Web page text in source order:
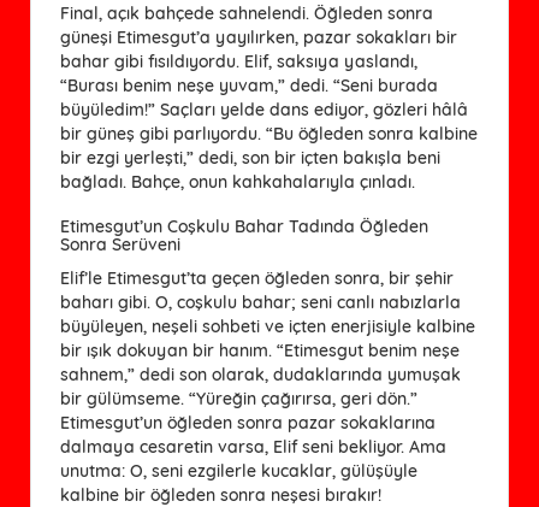
Final, açık bahçede sahnelendi. Öğleden sonra
güneşi Etimesgut’a yayılırken, pazar sokakları bir
bahar gibi fısıldıyordu. Elif, saksıya yaslandı,
“Burası benim neşe yuvam,” dedi. “Seni burada
büyüledim!” Saçları yelde dans ediyor, gözleri hâlâ
bir güneş gibi parlıyordu. “Bu öğleden sonra kalbine
bir ezgi yerleşti,” dedi, son bir içten bakışla beni
bağladı. Bahçe, onun kahkahalarıyla çınladı.
Etimesgut’un Coşkulu Bahar Tadında Öğleden
Sonra Serüveni
Elif’le Etimesgut’ta geçen öğleden sonra, bir şehir
baharı gibi. O, coşkulu bahar; seni canlı nabızlarla
büyüleyen, neşeli sohbeti ve içten enerjisiyle kalbine
bir ışık dokuyan bir hanım. “Etimesgut benim neşe
sahnem,” dedi son olarak, dudaklarında yumuşak
bir gülümseme. “Yüreğin çağırırsa, geri dön.”
Etimesgut’un öğleden sonra pazar sokaklarına
dalmaya cesaretin varsa, Elif seni bekliyor. Ama
unutma: O, seni ezgilerle kucaklar, gülüşüyle
kalbine bir öğleden sonra neşesi bırakır!